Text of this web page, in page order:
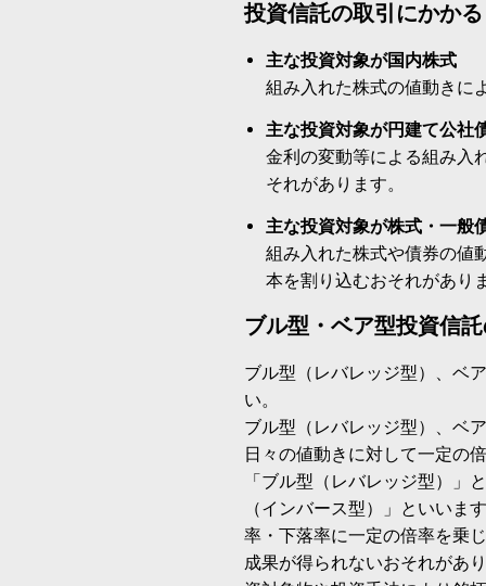
投資信託の取引にかか
主な投資対象が国内株式
組み入れた株式の値動きに
主な投資対象が円建て公社
金利の変動等による組み入
それがあります。
主な投資対象が株式・一般
組み入れた株式や債券の値
本を割り込むおそれがあり
ブル型・ベア型投資信
ブル型（レバレッジ型）、ベ
い。
ブル型（レバレッジ型）、ベ
日々の値動きに対して一定の
「ブル型（レバレッジ型）」
（インバース型）」といいま
率・下落率に一定の倍率を乗
成果が得られないおそれがあ